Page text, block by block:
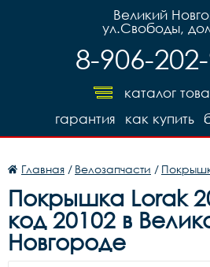
Великий
ул.Свободы,
8-906-
каталог
как купить
гарантия
Главная / Велозапчасти /
Покрышка Lorak
код 20102 в
Новгороде